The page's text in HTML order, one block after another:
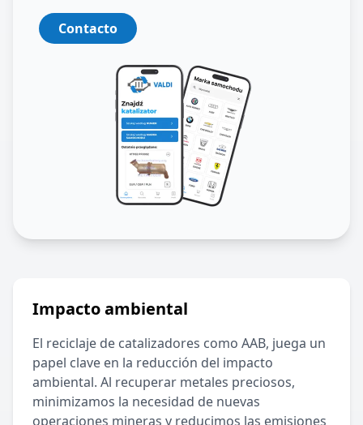
Contacto
Impacto ambiental
El reciclaje de catalizadores como AAB, juega un
papel clave en la reducción del impacto
ambiental. Al recuperar metales preciosos,
minimizamos la necesidad de nuevas
operaciones mineras y reducimos las emisiones